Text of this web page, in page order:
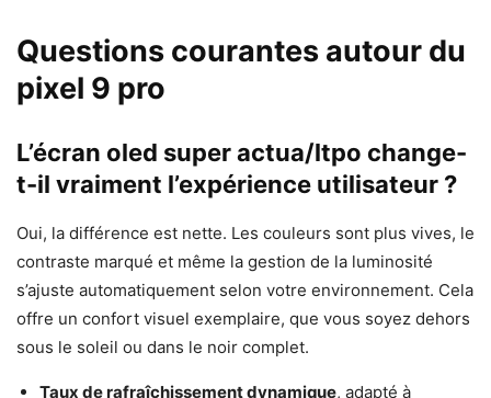
Questions courantes autour du
pixel 9 pro
L’écran oled super actua/ltpo change-
t-il vraiment l’expérience utilisateur ?
Oui, la différence est nette. Les couleurs sont plus vives, le
contraste marqué et même la gestion de la luminosité
s’ajuste automatiquement selon votre environnement. Cela
offre un confort visuel exemplaire, que vous soyez dehors
sous le soleil ou dans le noir complet.
Taux de rafraîchissement dynamique, adapté à